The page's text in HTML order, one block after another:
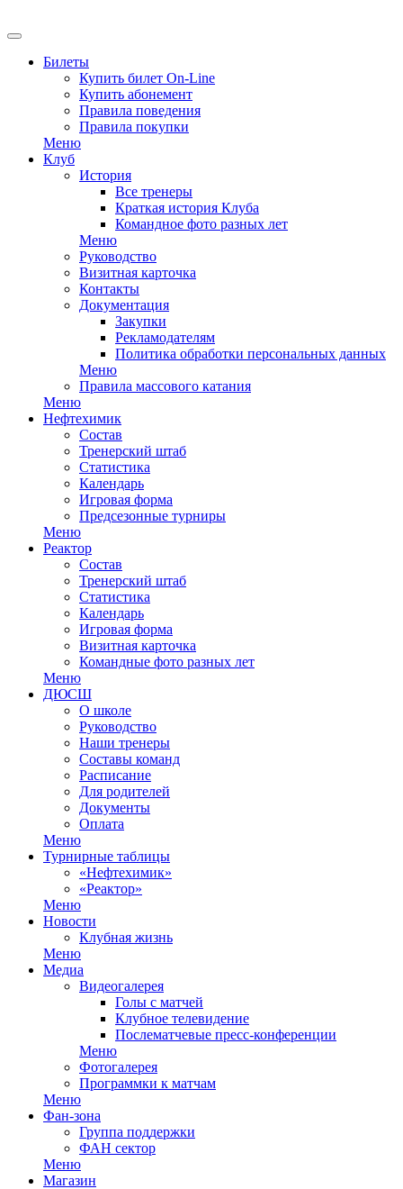
Билеты
Купить билет On-Line
Купить абонемент
Правила поведения
Правила покупки
Меню
Клуб
История
Все тренеры
Краткая история Клуба
Командное фото разных лет
Меню
Руководство
Визитная карточка
Контакты
Документация
Закупки
Рекламодателям
Политика обработки персональных данных
Меню
Правила массового катания
Меню
Нефтехимик
Состав
Тренерский штаб
Статистика
Календарь
Игровая форма
Предсезонные турниры
Меню
Реактор
Состав
Тренерский штаб
Статистика
Календарь
Игровая форма
Визитная карточка
Командные фото разных лет
Меню
ДЮСШ
О школе
Руководство
Наши тренеры
Составы команд
Расписание
Для родителей
Документы
Оплата
Меню
Турнирные таблицы
«Нефтехимик»
«Реактор»
Меню
Новости
Клубная жизнь
Меню
Медиа
Видеогалерея
Голы с матчей
Клубное телевидение
Послематчевые пресс-конференции
Меню
Фотогалерея
Программки к матчам
Меню
Фан-зона
Группа поддержки
ФАН сектор
Меню
Магазин